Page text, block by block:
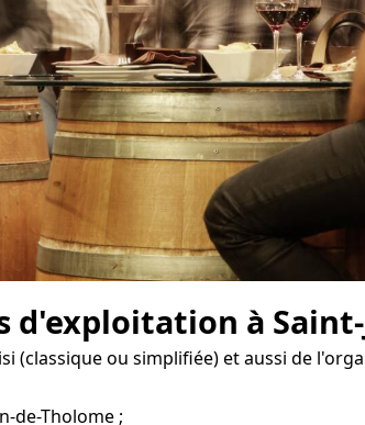
à Saint-
ou simplifiée) et aussi de
de-Tholome ;